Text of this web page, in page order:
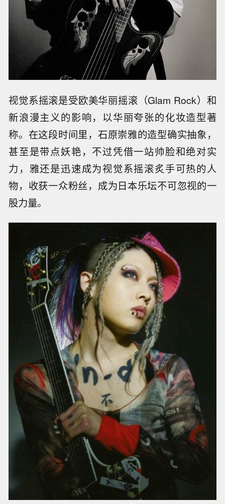
视觉系摇滚是受欧美华丽摇滚（Glam Rock）和
新浪漫主义的影响，以华丽夸张的化妆造型著
称。在这段时间里，石原崇雅的造型确实抽象，
甚至是带点妖艳，不过凭借一站帅脸和绝对实
力，雅还是迅速成为视觉系摇滚炙手可热的人
物，收获一众粉丝，成为日本乐坛不可忽视的一
股力量。